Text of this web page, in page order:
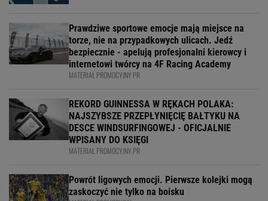
Prawdziwe sportowe emocje mają miejsce na
torze, nie na przypadkowych ulicach. Jedź
bezpiecznie - apelują profesjonalni kierowcy i
internetowi twórcy na 4F Racing Academy
MATERIAŁ PROMOCYJNY PR
REKORD GUINNESSA W RĘKACH POLAKA:
NAJSZYBSZE PRZEPŁYNIĘCIĘ BAŁTYKU NA
DESCE WINDSURFINGOWEJ - OFICJALNIE
WPISANY DO KSIĘGI
MATERIAŁ PROMOCYJNY PR
Powrót ligowych emocji. Pierwsze kolejki mogą
zaskoczyć nie tylko na boisku